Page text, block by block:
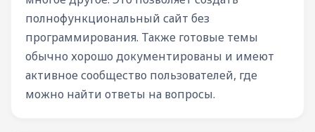
полнофункциональный сайт без
программирования. Также готовые темы
обычно хорошо документированы и имеют
активное сообщество пользователей, где
можно найти ответы на вопросы.